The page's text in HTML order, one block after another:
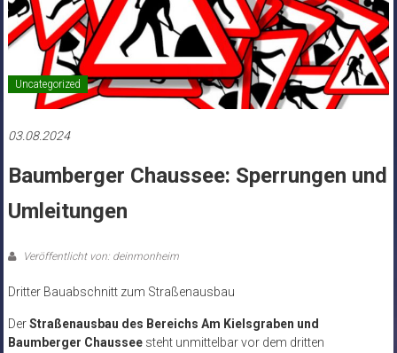
Uncategorized
03.08.2024
Baumberger Chaussee: Sperrungen und
Umleitungen
Veröffentlicht von: deinmonheim
Dritter Bauabschnitt zum Straßenausbau
DerStraßenausbau des Bereichs Am Kielsgraben und
Baumberger Chausseesteht unmittelbar vor dem dritten